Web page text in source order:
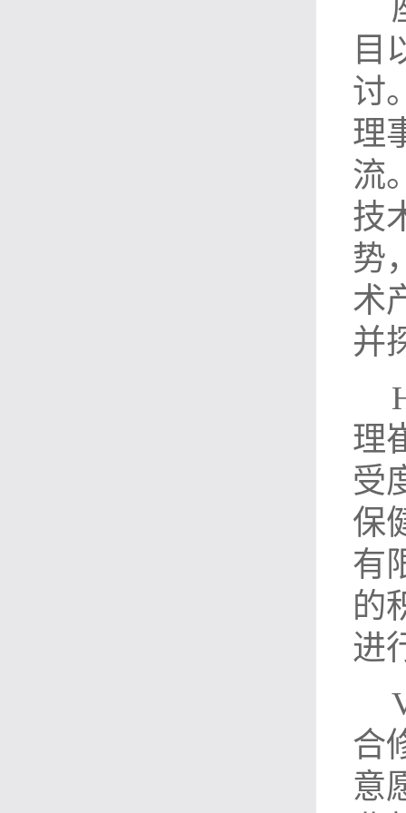
目
讨
理
流
技
势
术
并
理
受
保
有
的
进
合
意